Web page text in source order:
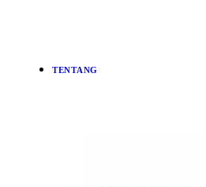
TENTANG